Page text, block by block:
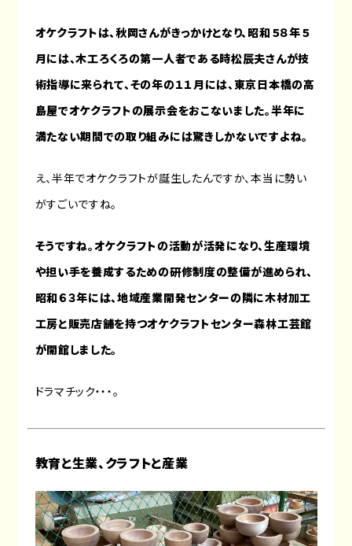
オケクラフトは、秋岡さんがきっかけとなり、昭和５８年５
月には、木工ろくろの第一人者である時松辰夫さんが技
術指導に来られて、その年の１１月には、東京日本橋の高
島屋でオケクラフトの展示会をおこないました。半年に
満たない期間での取り組みには驚きしかないですよね。
え、半年でオケクラフトが誕生したんですか、本当に勢い
がすごいですね。
そうですね。オケクラフトの活動が活発になり、生産環境
や担い手を養成するための研修制度の整備が進められ、
昭和６３年には、地域産業開発センターの隣に木材加工
工房と販売店舗を持つオケクラフトセンター森林工芸館
が開館しました。
ドラマチック・・・。
教育と生業、クラフトと産業